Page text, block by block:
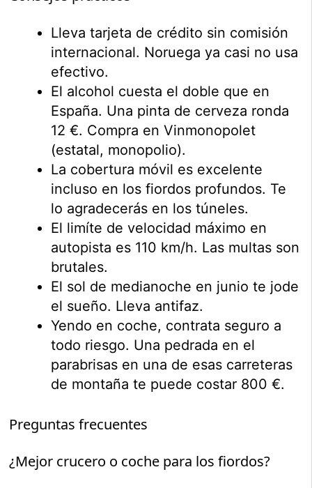
Lleva tarjeta de crédito sin comisión
internacional. Noruega ya casi no usa
efectivo.
El alcohol cuesta el doble que en
España. Una pinta de cerveza ronda
12 €. Compra en Vinmonopolet
(estatal, monopolio).
La cobertura móvil es excelente
incluso en los fiordos profundos. Te
lo agradecerás en los túneles.
El limíte de velocidad máximo en
autopista es 110 km/h. Las multas son
brutales.
El sol de medianoche en junio te jode
el sueño. Lleva antifaz.
Yendo en coche, contrata seguro a
todo riesgo. Una pedrada en el
parabrisas en una de esas carreteras
de montaña te puede costar 800 €.
Preguntas frecuentes
¿Mejor crucero o coche para los fiordos?